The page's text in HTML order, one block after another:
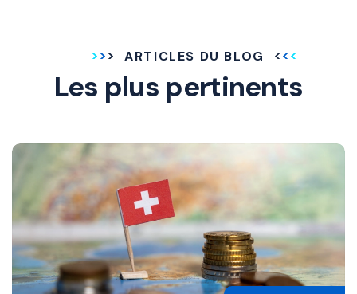
ARTICLES DU BLOG
Les plus pertinents